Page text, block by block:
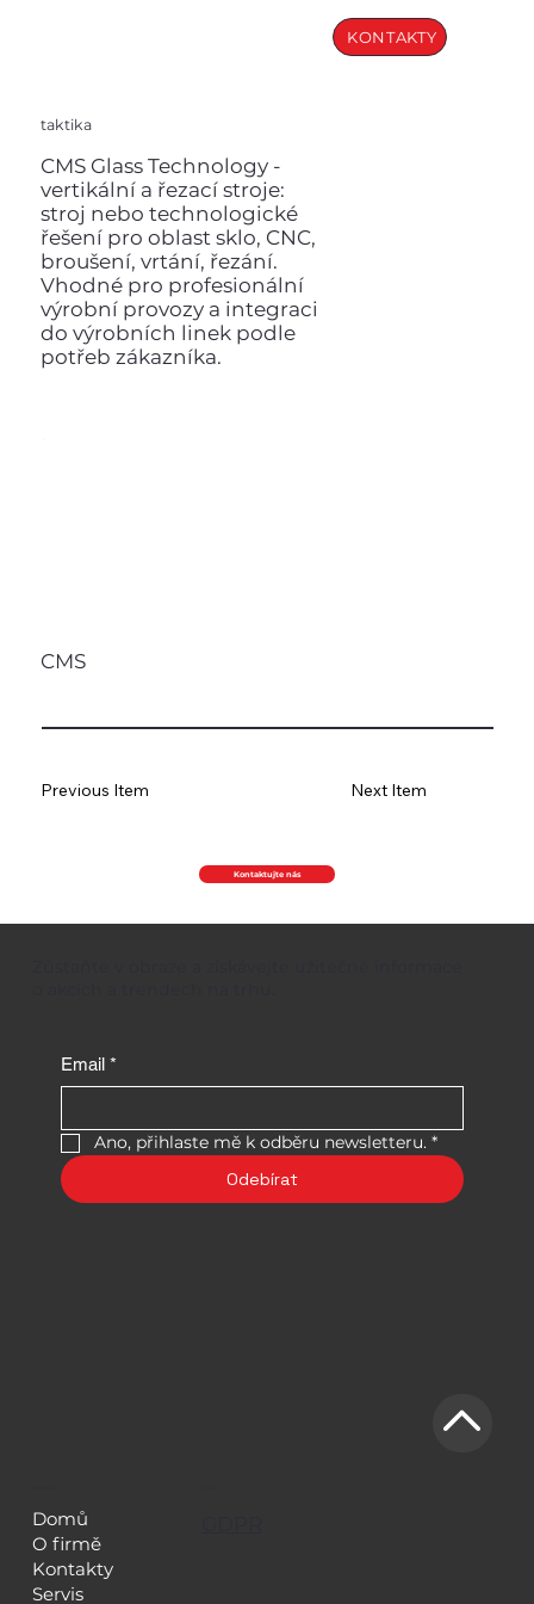
KONTAKTY
taktika
CMS Glass Technology -
vertikální a řezací stroje:
stroj nebo technologické
řešení pro oblast sklo, CNC,
broušení, vrtání, řezání.
Vhodné pro profesionální
výrobní provozy a integraci
do výrobních linek podle
potřeb zákazníka.
CMS
Kontaktujte nás
Previous Item Next Item
Email *
Ano, přihlaste mě k odběru newsletteru. *
Odebírat
Domů
O firmě
Kontakty
Servis